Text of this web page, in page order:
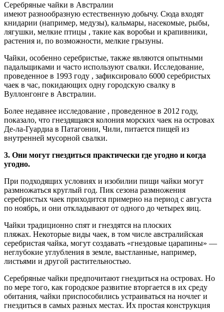
Серебряные чайки в Австралии
имеют разнообразную естественную добычу. Сюда входят
книдарии (например, медузы), кальмары, насекомые, рыбы,
лягушки, мелкие птицы , такие как воробьи и крапивники,
растения и, по возможности, мелкие грызуны.
Чайки, особенно серебристые, также являются опытными
падальщиками и часто используют свалки. Исследование,
проведенное в 1993 году , зафиксировало 6000 серебристых
чаек в час, покидающих одну городскую свалку в
Вуллонгонге в Австралии.
Более недавнее исследование , проведенное в 2012 году,
показало, что гнездящаяся колония морских чаек на островах
Де-ла-Гуардиа в Патагонии, Чили, питается пищей из
внутренней мусорной свалки.
3. Они могут гнездиться практически где угодно и когда
угодно.
При подходящих условиях и изобилии пищи чайки могут
размножаться круглый год. Пик сезона размножения
серебристых чаек приходится примерно на период с августа
по ноябрь, и они откладывают от одного до четырех яиц.
Чайки традиционно спят и гнездятся на плоских
пляжах. Некоторые виды чаек, в том числе австралийская
серебристая чайка, могут создавать «гнездовые царапины» —
неглубокие углубления в земле, выстланные, например,
листьями и другой растительностью.
Серебряные чайки предпочитают гнездиться на островах. Но
по мере того, как городское развитие вторгается в их среду
обитания, чайки приспособились устраиваться на ночлег и
гнездиться в самых разных местах. Их простая конструкция